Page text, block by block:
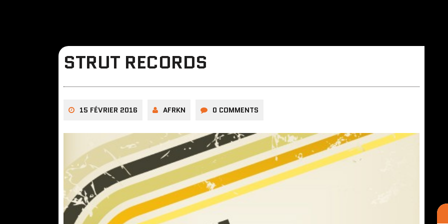
STRUT RECORDS
15 FÉVRIER 2016 AFRKN 0 COMMENTS